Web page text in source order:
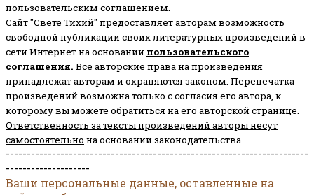
пользовательским соглашением.
Сайт "Свете Тихий" предоставляет авторам возможность
свободной публикации своих литературных произведений в
сети Интернет на основании пользовательского
соглашения. Все авторские права на произведения
принадлежат авторам и охраняются законом. Перепечатка
произведений возможна только с согласия его автора, к
которому вы можете обратиться на его авторской странице.
Ответственность за тексты произведений авторы несут
самостоятельно на основании законодательства.
------------------------------------------------------------------------
--------------------
Ваши персональные данные, оставленные на